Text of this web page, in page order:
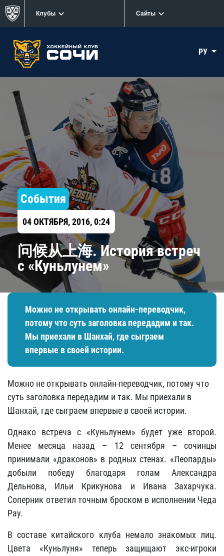
Клубы Сайты
РУ
События
04 ОКТЯБРЯ, 2016, 0:24
问候从上海. История встреч
с «Куньлунем»
Можно не открывать онлайн-переводчик,
потому что суть заголовка передадим и так.
Мы приехали в Шанхай, где сыграем
впервые в своей истории.
Можно не открывать онлайн-переводчик, потому что
суть заголовка передадим и так. Мы приехали в
Шанхай, где сыграем впервые в своей истории.
Однако встреча с «Куньлунем» будет уже второй.
Менее месяца назад – 12 сентября – сочинцы
принимали «драконов» в родных стенах. «Леопарды»
добыли победу благодаря голам Александра
Дельнова, Ильи Крикунова и Ивана Захарчука.
Соперник ответил точным броском в исполнении Чеда
Рау.
В составе китайского клуба немало знакомых лиц.
Цвета «Куньлуня» теперь защищают экс-игроки